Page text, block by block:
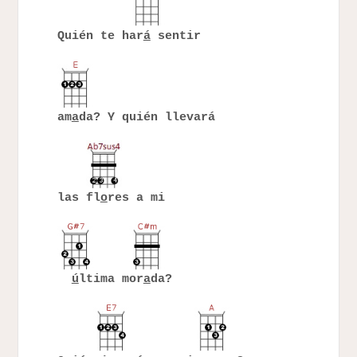
Quién te harásentir
amada? Y quién llevará
las flores a mi
última morada?